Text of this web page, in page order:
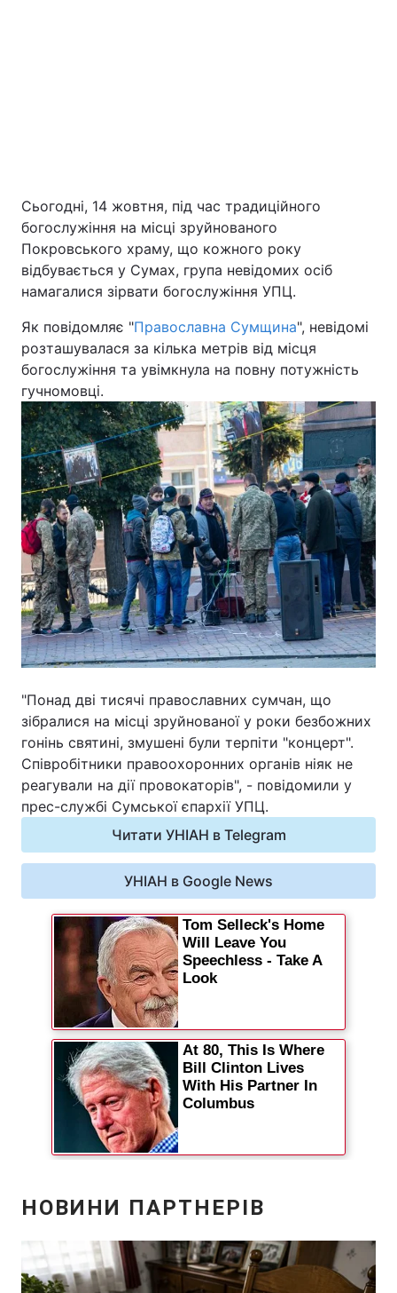
Київ Львів
Дніпро Харків
Одеса
Спорт
Техно і зв'язок Лайт
Зброя Інциденти
Здоров'я Туризм
Цікавинки Погода
Відео з Youtube Статті
Інтерв'ю Думки
Архів Вакансії
Контакти
Реклама на сайті Фотобанк
Моніторинг Пресцентр
Сьогодні, 14 жовтня, під час традиційного
богослужіння на місці зруйнованого
Покровського храму, що кожного року
відбувається у Сумах, група невідомих осіб
намагалися зірвати богослужіння УПЦ.
Як повідомляє "Православна Сумщина", невідомі
розташувалася за кілька метрів від місця
богослужіння та увімкнула на повну потужність
гучномовці.
"Понад дві тисячі православних сумчан, що
зібралися на місці зруйнованої у роки безбожних
гонінь святині, змушені були терпіти "концерт".
Співробітники правоохоронних органів ніяк не
реагували на дії провокаторів", - повідомили у
прес-службі Сумської єпархії УПЦ.
Читати УНІАН в Telegram
УНІАН в Google News